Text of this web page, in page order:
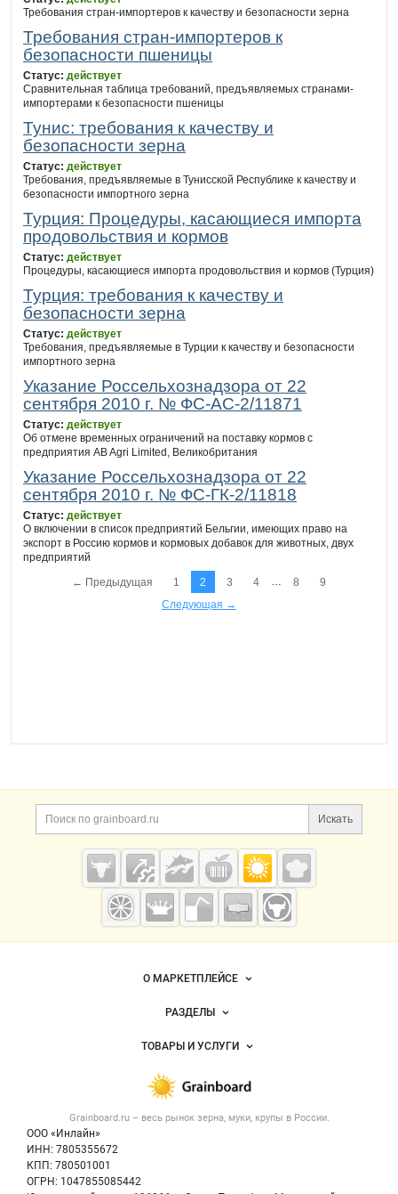
Требования стран-импортеров к качеству и безопасности зерна
Требования стран-импортеров к
безопасности пшеницы
Статус: действует
Сравнительная таблица требований, предъявляемых странами-
импортерами к безопасности пшеницы
Тунис: требования к качеству и
безопасности зерна
Статус: действует
Требования, предъявляемые в Тунисской Республике к качеству и
безопасности импортного зерна
Турция: Процедуры, касающиеся импорта
продовольствия и кормов
Статус: действует
Процедуры, касающиеся импорта продовольствия и кормов (Турция)
Турция: требования к качеству и
безопасности зерна
Статус: действует
Требования, предъявляемые в Турции к качеству и безопасности
импортного зерна
Указание Россельхознадзора от 22
сентября 2010 г. № ФС-АС-2/11871
Статус: действует
Об отмене временных ограничений на поставку кормов с
предприятия AB Agri Limited, Великобритания
Указание Россельхознадзора от 22
сентября 2010 г. № ФС-ГК-2/11818
Статус: действует
О включении в список предприятий Бельгии, имеющих право на
экспорт в Россию кормов и кормовых добавок для животных, двух
предприятий
← Предыдущая
1 2 3 4 … 8
9
Следующая →
Дополнительная информация
Поиск по сайту и
Искать
Cсылки на полезные проекты
Grainboard.ru
— зерно и
мука
Важные разделы и контакты
Grainboard.ru – весь рынок зерна, муки, крупы в России.
ООО «Инлайн»
ИНН: 7805355672
КПП: 780501001
ОГРН: 1047855085442
Навигация по сайтуО МАРКЕТПЛЕЙСЕ
Новости Grainboard.ru
Размещение рекламы
Публичная оферта
Контактная информация
Политика обработки персональных данных
РАЗДЕЛЫ
Объявления
Новости рынка
ТОВАРЫ И УСЛУГИ
Крупы
Мука